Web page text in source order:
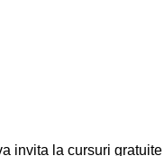
invita la cursuri